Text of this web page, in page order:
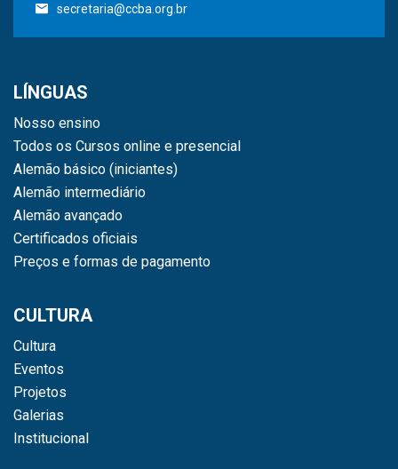
secretaria@ccba.org.br
LÍNGUAS
Nosso ensino
Todos os Cursos online e presencial
Alemão básico (iniciantes)
Alemão intermediário
Alemão avançado
Certificados oficiais
Preços e formas de pagamento
CULTURA
Cultura
Eventos
Projetos
Galerias
Institucional